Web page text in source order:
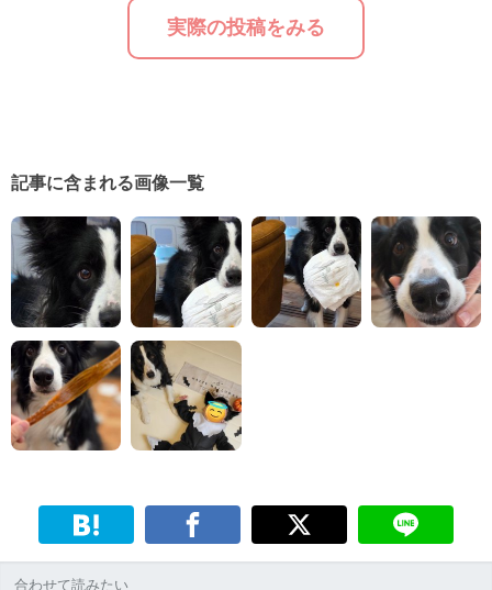
実際の投稿をみる
記事に含まれる画像一覧
合わせて読みたい